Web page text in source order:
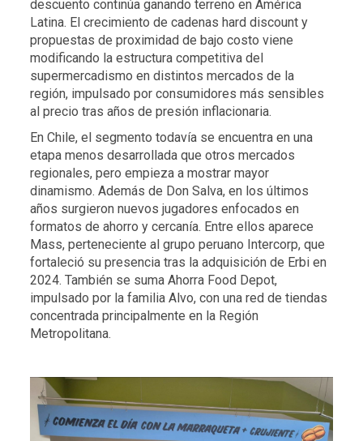
descuento continúa ganando terreno en América
Latina. El crecimiento de cadenas hard discount y
propuestas de proximidad de bajo costo viene
modificando la estructura competitiva del
supermercadismo en distintos mercados de la
región, impulsado por consumidores más sensibles
al precio tras años de presión inflacionaria.
En Chile, el segmento todavía se encuentra en una
etapa menos desarrollada que otros mercados
regionales, pero empieza a mostrar mayor
dinamismo. Además de Don Salva, en los últimos
años surgieron nuevos jugadores enfocados en
formatos de ahorro y cercanía. Entre ellos aparece
Mass, perteneciente al grupo peruano Intercorp, que
fortaleció su presencia tras la adquisición de Erbi en
2024. También se suma Ahorra Food Depot,
impulsado por la familia Alvo, con una red de tiendas
concentrada principalmente en la Región
Metropolitana.